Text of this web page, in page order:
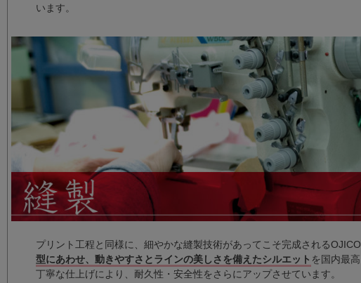
います。
プリント工程と同様に、細やかな縫製技術があってこそ完成されるOJICO
型にあわせ、動きやすさとラインの美しさを備えたシルエット を国内最
丁寧な仕上げにより、耐久性・安全性をさらにアップさせています。